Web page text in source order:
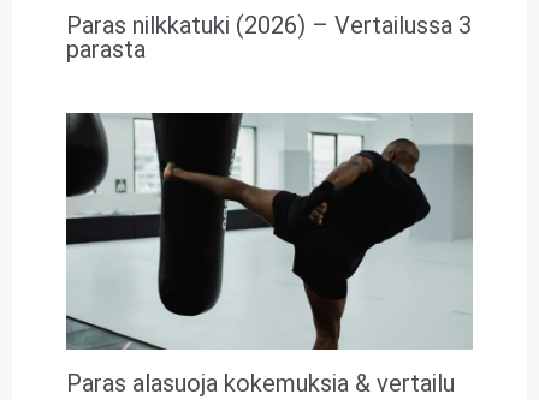
Paras nilkkatuki (2026) – Vertailussa 3
parasta
Paras alasuoja kokemuksia & vertailu